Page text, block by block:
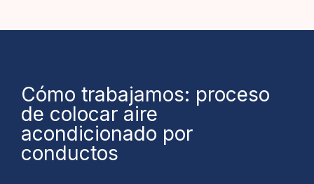
Cómo trabajamos: proceso
de colocar aire
acondicionado por
conductos